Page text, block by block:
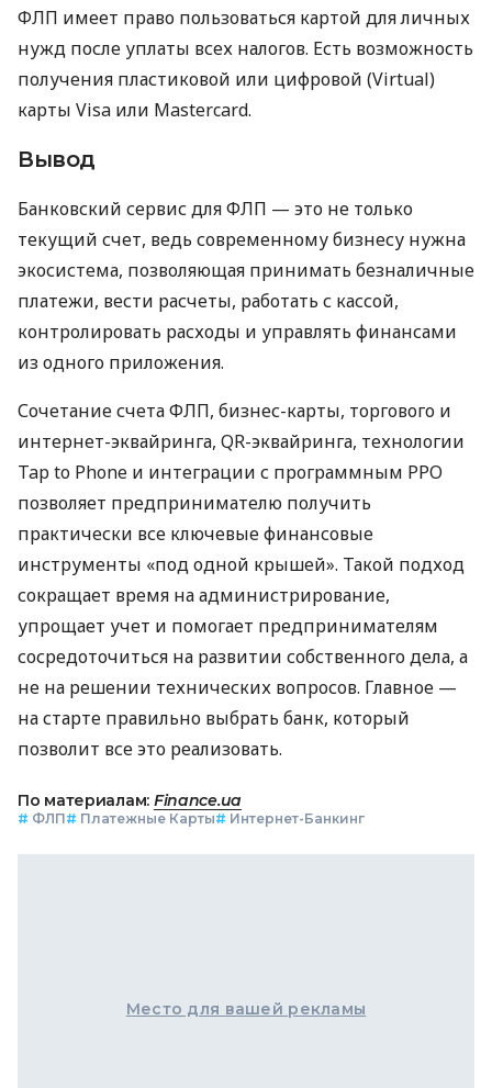
ФЛП имеет право пользоваться картой для личных
нужд после уплаты всех налогов. Есть возможность
получения пластиковой или цифровой (Virtual)
карты Visa или Mastercard.
Вывод
Банковский сервис для ФЛП — это не только
текущий счет, ведь современному бизнесу нужна
экосистема, позволяющая принимать безналичные
платежи, вести расчеты, работать с кассой,
контролировать расходы и управлять финансами
из одного приложения.
Сочетание счета ФЛП, бизнес-карты, торгового и
интернет-эквайринга, QR-эквайринга, технологии
Tap to Phone и интеграции с программным РРО
позволяет предпринимателю получить
практически все ключевые финансовые
инструменты «под одной крышей». Такой подход
сокращает время на администрирование,
упрощает учет и помогает предпринимателям
сосредоточиться на развитии собственного дела, а
не на решении технических вопросов. Главное —
на старте правильно выбрать банк, который
позволит все это реализовать.
По материалам: Finance.ua
# ФЛП# Платежные Карты# Интернет-Банкинг
Место для вашей рекламы